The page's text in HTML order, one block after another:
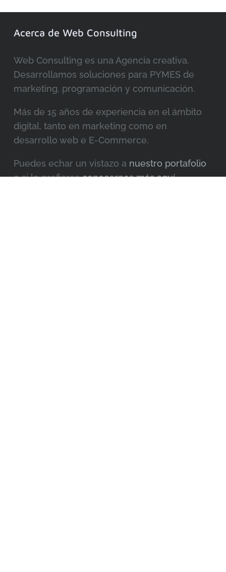
Acerca de Web Consulting
Web Consulting es una Agencia creativa.
Desarrollamos soluciones para PYMES de
marketing, programación y comunicación.
Más de 15 años de experiencia en el ámbito
digital, tanto en marketing como en
desarrollo web e E-Commerce.
Puedes echar un vistazo a nuestro portafolio
o si lo prefieresconocernos más aquí.